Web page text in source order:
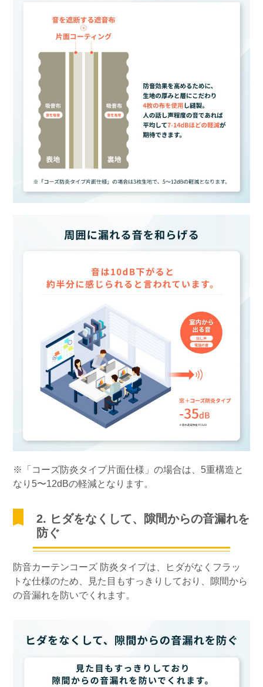
※「コーズ防炎タイプ片面仕様」の場合は、5重構造と
なり5〜12dBの軽減となります。
2. ヒダをなくして、隙間からの音漏れを
防ぐ
防音カーテンコーズ 防炎タイプは、ヒダがなくフラッ
トな仕様のため、見た目もすっきりしており、隙間から
の音漏れを防いでくれます。